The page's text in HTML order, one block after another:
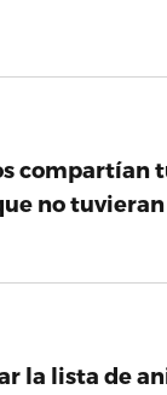
compartían
no
la lista de